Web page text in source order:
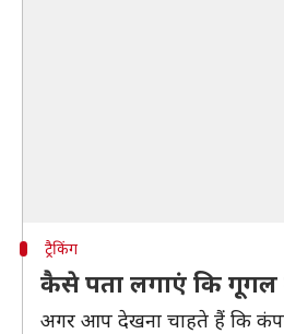
ट्रैकिंग
कैसे पता लगाएं कि गूगल
अगर आप देखना चाहते हैं कि